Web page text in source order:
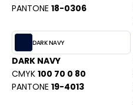
SERIE
PANTONE 18-0306
DARK NAVY
DARK NAVY
CMYK 100 70 0 80
PANTONE 19-4013